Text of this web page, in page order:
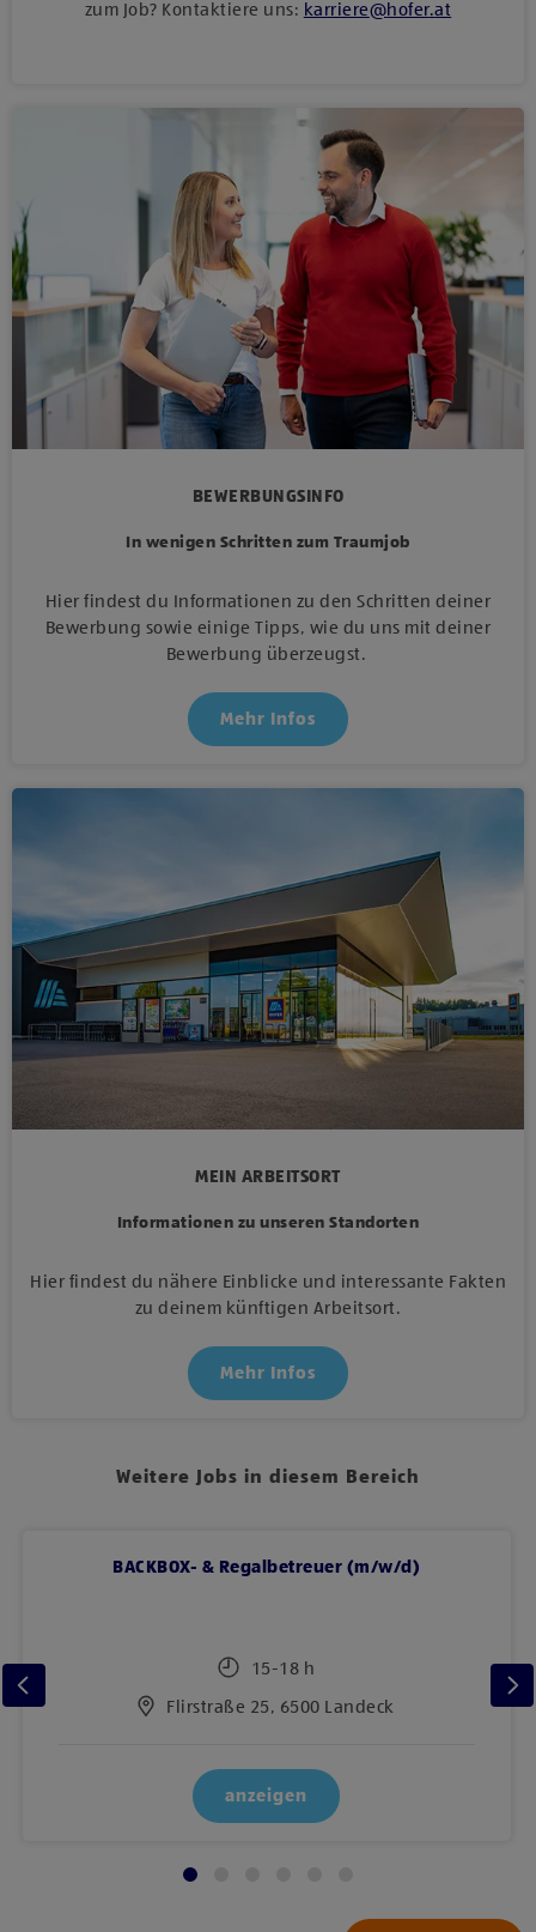
zum Job? Kontaktiere uns: karriere@hofer.at
BEWERBUNGSINFO
In wenigen Schritten zum Traumjob
Hier findest du Informationen zu den Schritten deiner
Bewerbung sowie einige Tipps, wie du uns mit deiner
Bewerbung überzeugst.
Mehr Infos
MEIN ARBEITSORT
Informationen zu unseren Standorten
Hier findest du nähere Einblicke und interessante Fakten
zu deinem künftigen Arbeitsort.
Mehr Infos
Weitere Jobs in diesem Bereich
BACKBOX- & Regalbetreuer (m/w/d)
15-18 h
Flirstraße 25, 6500 Landeck
anzeigen